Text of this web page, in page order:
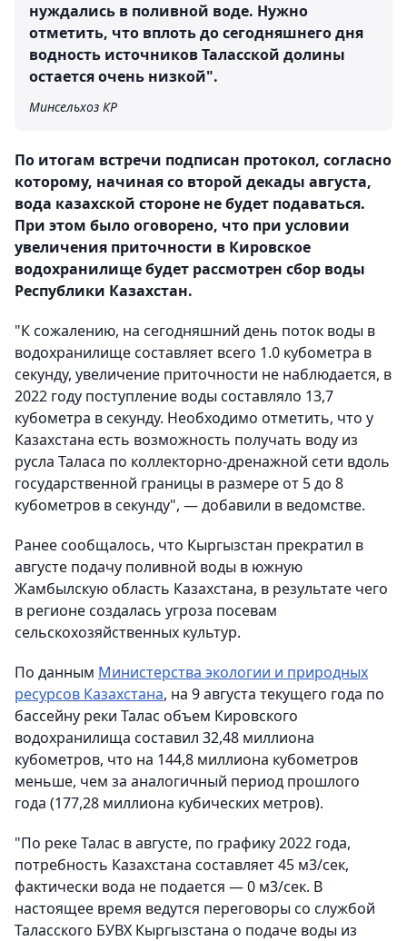
нуждались в поливной воде. Нужно
отметить, что вплоть до сегодняшнего дня
водность источников Таласской долины
остается очень низкой".
Минсельхоз КР
По итогам встречи подписан протокол, согласно
которому, начиная со второй декады августа,
вода казахской стороне не будет подаваться.
При этом было оговорено, что при условии
увеличения приточности в Кировское
водохранилище будет рассмотрен сбор воды
Республики Казахстан.
"К сожалению, на сегодняшний день поток воды в
водохранилище составляет всего 1.0 кубометра в
секунду, увеличение приточности не наблюдается, в
2022 году поступление воды составляло 13,7
кубометра в секунду. Необходимо отметить, что у
Казахстана есть возможность получать воду из
русла Таласа по коллекторно-дренажной сети вдоль
государственной границы в размере от 5 до 8
кубометров в секунду", — добавили в ведомстве.
Ранее сообщалось, что Кыргызстан прекратил в
августе подачу поливной воды в южную
Жамбылскую область Казахстана, в результате чего
в регионе создалась угроза посевам
сельскохозяйственных культур.
По данным Министерства экологии и природных
ресурсов Казахстана, на 9 августа текущего года по
бассейну реки Талас объем Кировского
водохранилища составил 32,48 миллиона
кубометров, что на 144,8 миллиона кубометров
меньше, чем за аналогичный период прошлого
года (177,28 миллиона кубических метров).
"По реке Талас в августе, по графику 2022 года,
потребность Казахстана составляет 45 м3/сек,
фактически вода не подается — 0 м3/сек. В
настоящее время ведутся переговоры со службой
Таласского БУВХ Кыргызстана о подаче воды из